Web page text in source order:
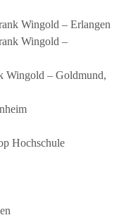
Wingold – Erlangen
Wingold –
Wingold – Goldmund,
Hochschule